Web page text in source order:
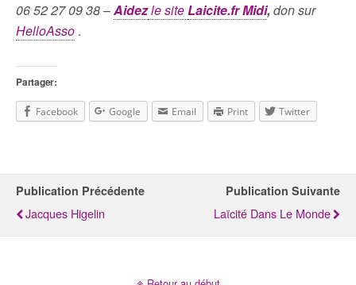
06 52 27 09 38–Aidezle siteLaicite.fr Midi, don sur
HelloAsso .
Partager:
Facebook Google Email Print Twitter
Publication Précédente
Jacques Higelin
Publication Suivante
Laïcité Dans Le Monde